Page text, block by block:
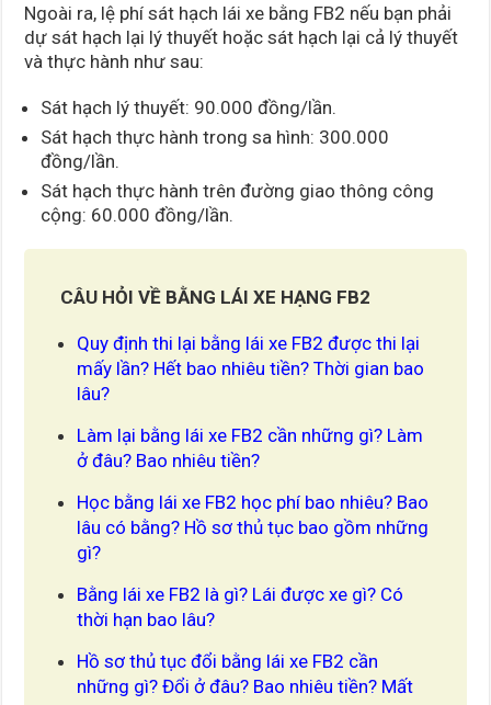
Ngoài ra, lệ phí sát hạch lái xe bằng FB2 nếu bạn phải
dự sát hạch lại lý thuyết hoặc sát hạch lại cả lý thuyết
và thực hành như sau:
Sát hạch lý thuyết: 90.000 đồng/lần.
Sát hạch thực hành trong sa hình: 300.000
đồng/lần.
Sát hạch thực hành trên đường giao thông công
cộng: 60.000 đồng/lần.
CÂU HỎI VỀ BẰNG LÁI XE HẠNG FB2
Quy định thi lại bằng lái xe FB2 được thi lại
mấy lần? Hết bao nhiêu tiền? Thời gian bao
lâu?
Làm lại bằng lái xe FB2 cần những gì? Làm
ở đâu? Bao nhiêu tiền?
Học bằng lái xe FB2 học phí bao nhiêu? Bao
lâu có bằng? Hồ sơ thủ tục bao gồm những
gì?
Bằng lái xe FB2 là gì? Lái được xe gì? Có
thời hạn bao lâu?
Hồ sơ thủ tục đổi bằng lái xe FB2 cần
những gì? Đổi ở đâu? Bao nhiêu tiền? Mất